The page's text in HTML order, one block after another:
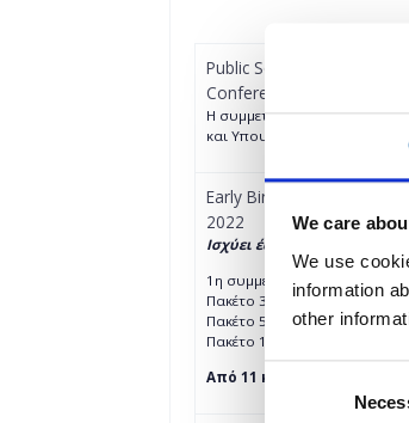
We care
We use
information
other
Consent
Public Sector Digital
Conference 2022
H συμμετοχή είναι ελεύθερη
και Υπουργείων
Early Bird Digital
2022
Ισχύει έως 08/02/22
1η συμμετοχή: €150 + 24%
Πακέτο 3 συμμετοχών (2+1
Πακέτο 5 συμμετοχών (3+2
Πακέτο 10 συμμετοχών (6+4
Από 11 και πάνω 75 ευρώ /